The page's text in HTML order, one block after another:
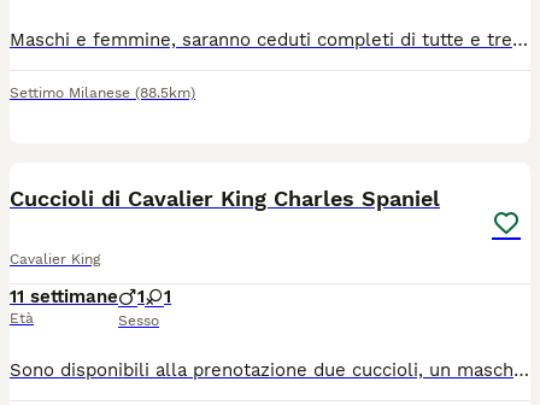
Maschi e femmine, saranno ceduti completi di tutte e tre le vaccinazioni, microchip e documenti, all'età di tre mesi. cuuccioli selezionati per avere una corretta, struttura morfologia e respirazione, certificato visita medica, esente da problemi cardiaci e patella, per qualsiasi informazione SEGUICI SU ISTAGRAM: MYBLUFRENCHBULLDOG e contatta il 3485432514
Settimo Milanese (88.5km)
Cuccioli di Cavalier King Charles Spaniel
Cavalier King
11 settimane
Età
1 1
Sesso
Sono disponibili alla prenotazione due cuccioli, un maschio tricoilor e una femmina blenheim di Cavalier King Charles Spaniel nati il 22 maggio 2026. Possono essere affidati alla famiglia dai primi giorni di Agosto. Tutti avranno pedigree ENCI, iscrizione Anagrafe Canina, certificato veterinario di buona salute, microchip, vaccinazioni, sverminazioni, libretto sanitario e kit cucciolo "benvenuto a casa". I genitori sono testati per cuore, occhi e rotule, inoltre hanno entrambi test DNA per la cheratongiuntivite secca, dermatite ittiosiforme e sindrome da caduta improvvisa esenti, malattie ereditarie. Di tutti i certificati si rilascia copia. I cuccioli stanno crescendo in casa, a stretto contatto con la nostra famiglia e con le altre compagne della stessa razza ma anche diversa. Il nostro obiettivo è poter affidare a famiglie attente e amorevoli, cuccioli sani, equilibrati, ben socializzati e coccoloni. Svolgiamo pratica per il passaggio di proprietà, seguiamo l'inserimento in famiglia e diamo la nostra disponibilità anche in futuro. Per maggiori informazioni telefonare al 340/0574526.